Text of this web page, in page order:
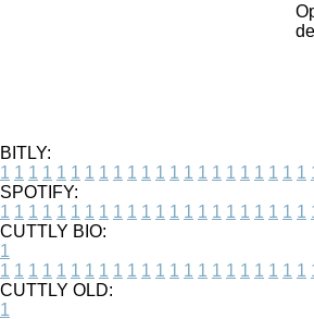
BITLY:
1 1 1 1 1 1 1 1 1 1 1 1 1 1 1 1 1 1 1 1 1 1
SPOTIFY:
1 1 1 1 1 1 1 1 1 1 1 1 1 1 1 1 1 1 1 1 1 1
CUTTLY BIO:
1
1 1 1 1 1 1 1 1 1 1 1 1 1 1 1 1 1 1 1 1 1 1
CUTTLY OLD:
1